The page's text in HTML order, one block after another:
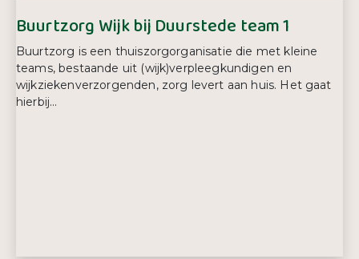
Buurtzorg Wijk bij Duurstede team 1
Buurtzorg is een thuiszorgorganisatie die met kleine
teams, bestaande uit (wijk)verpleegkundigen en
wijkziekenverzorgenden, zorg levert aan huis. Het gaat
hierbij...